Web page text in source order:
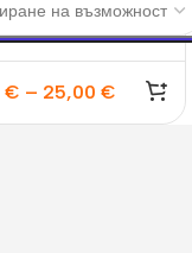
€ – 25,00 €